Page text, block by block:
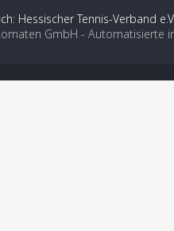
Hessischer Tennis-Verband
GmbH - Automatisierte